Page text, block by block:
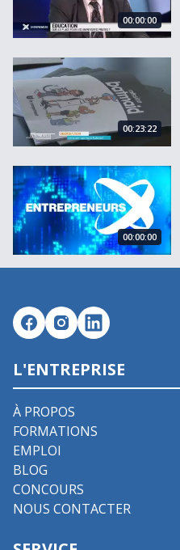
00:00:00
Les super agents de Batmaid
00:23:22
Entrepreneurs du 26.03.15
00:00:00
L'ENTREPRISE
À PROPOS
FORMATIONS
EMPLOI
BLOG
CONCOURS
NOUS CONTACTER